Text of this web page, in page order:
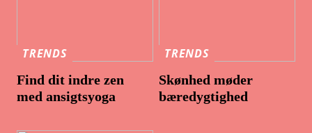
TRENDS
Find dit indre zen
med ansigtsyoga
TRENDS
Skønhed møder
bæredygtighed